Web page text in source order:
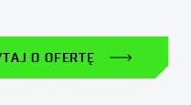
O OFERTĘ